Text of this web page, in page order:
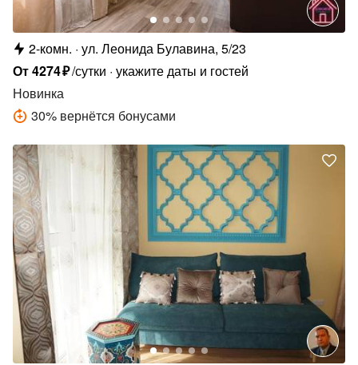
2-комн. ул. Леонида Булавина, 5/23
От4274₽/сутки укажите даты и гостей
Новинка
30% вернётся бонусами